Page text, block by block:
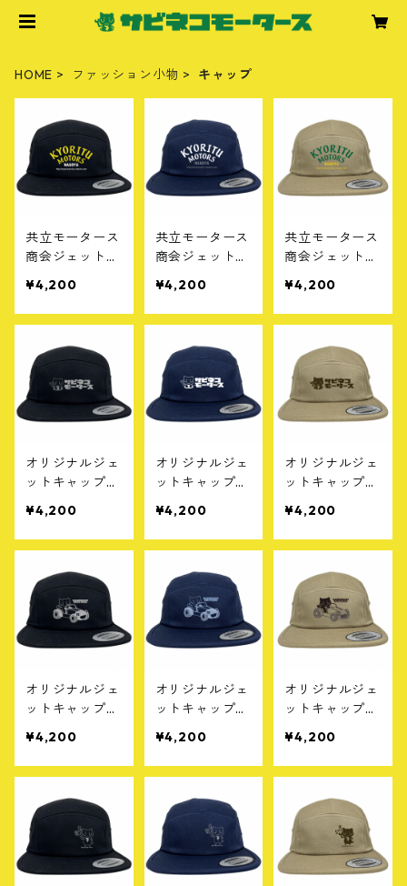
HOME ファッション小物 キャップ
共立モータース
商会ジェットキ
ラック
¥4,200
共立モータース
商会ジェットキ
イビー
¥4,200
共立モータース
商会ジェットキ
ーキ
¥4,200
オリジナルジェ
ットキャップ
¥4,200
オリジナルジェ
ットキャップ
¥4,200
オリジナルジェ
ットキャップ
¥4,200
オリジナルジェ
ットキャップ
¥4,200
オリジナルジェ
ットキャップ
¥4,200
オリジナルジェ
ットキャップ
¥4,200